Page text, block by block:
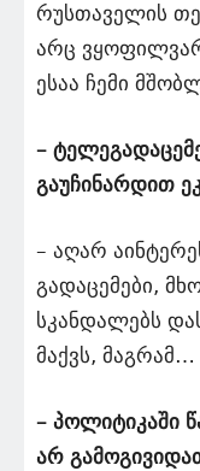
რუსთაველის
არც
ესაა ჩემი
–
გაუჩინარდით
– აღარ
გადაცემები,
სკანდალებს
მაქვს, მაგრამ…
– პოლიტიკაში
არ